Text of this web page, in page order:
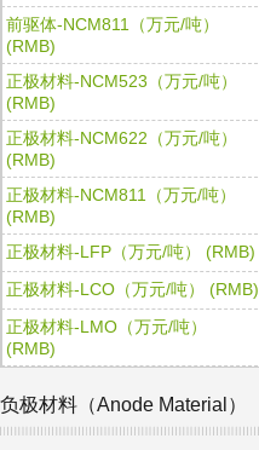
前驱体-NCM811（万元/吨）
(RMB)
正极材料-NCM523（万元/吨）
(RMB)
正极材料-NCM622（万元/吨）
(RMB)
正极材料-NCM811（万元/吨）
(RMB)
正极材料-LFP（万元/吨） (RMB)
正极材料-LCO（万元/吨） (RMB)
正极材料-LMO（万元/吨）
(RMB)
负极材料（Anode Material）